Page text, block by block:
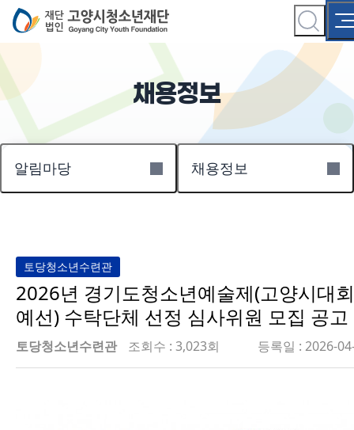
채용정보
알림마당 채용정보
토당청소년수련관
2026년 경기도청소년예술제(고양시대
예선) 수탁단체 선정 심사위원 모집 공고
토당청소년수련관 조회수 : 3,023회 등록일 : 2026-